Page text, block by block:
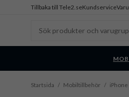
Tillbaka till Tele2.seKundservice
Startsida / Mobiltillbehör / iPhone